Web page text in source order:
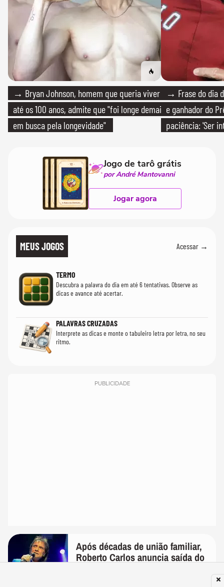
→ Bryan Johnson, homem que queria viver
até os 100 anos, admite que "foi longe demais
em busca pela longevidade"
→ Frase do dia
e ganhador do
paciência: 'Ser
Jogo de tarô grátis
por André Mantovanni
Jogar agora
MEUS JOGOS Acessar →
TERMO
Descubra a palavra do dia em até 6 tentativas. Observe as
dicas e avance até acertar.
PALAVRAS CRUZADAS
Interprete as dicas e monte o tabuleiro letra por letra, no seu
ritmo.
PUBLICIDADE
Após décadas de união familiar,
Roberto Carlos anuncia saída do